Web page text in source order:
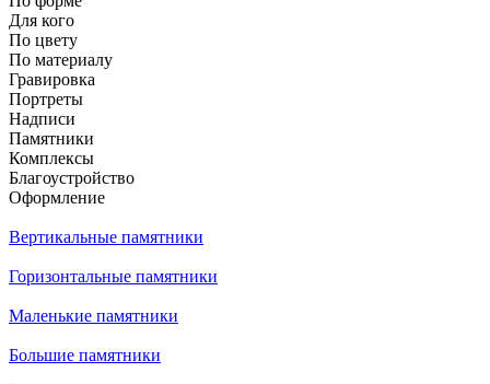
Для кого
По цвету
По материалу
Гравировка
Портреты
Надписи
Памятники
Комплексы
Благоустройство
Оформление
Вертикальные памятники
Горизонтальные памятники
Маленькие памятники
Большие памятники